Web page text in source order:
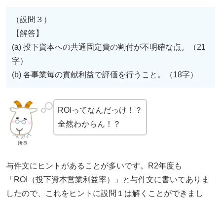
（設問３）
【解答】
(a) 投下資本への共通固定費の割付が不明確な点。（21
字）
(b) 各事業毎の貢献利益で評価を行うこと。（18字）
所長
ROIってなんだっけ！？
全然わからん！？
与件文にヒントがあることが多いです。R2年度も
「ROI（投下資本営業利益率）」と与件文に書いてありま
したので、これをヒントに設問１は解くことができまし